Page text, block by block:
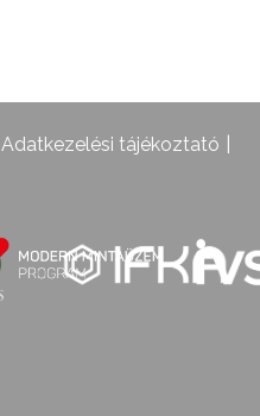
Adatkezelési tájékoztató